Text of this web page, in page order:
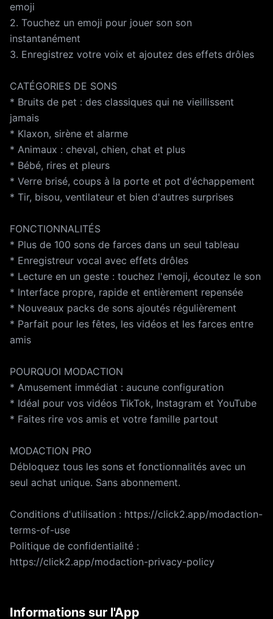
emoji
2. Touchez un emoji pour jouer son son
instantanément
3. Enregistrez votre voix et ajoutez des effets drôles
CATÉGORIES DE SONS
* Bruits de pet : des classiques qui ne vieillissent
jamais
* Klaxon, sirène et alarme
* Animaux : cheval, chien, chat et plus
* Bébé, rires et pleurs
* Verre brisé, coups à la porte et pot d'échappement
* Tir, bisou, ventilateur et bien d'autres surprises
FONCTIONNALITÉS
* Plus de 100 sons de farces dans un seul tableau
* Enregistreur vocal avec effets drôles
* Lecture en un geste : touchez l'emoji, écoutez le son
* Interface propre, rapide et entièrement repensée
* Nouveaux packs de sons ajoutés régulièrement
* Parfait pour les fêtes, les vidéos et les farces entre
amis
POURQUOI MODACTION
* Amusement immédiat : aucune configuration
* Idéal pour vos vidéos TikTok, Instagram et YouTube
* Faites rire vos amis et votre famille partout
MODACTION PRO
Débloquez tous les sons et fonctionnalités avec un
seul achat unique. Sans abonnement.
Conditions d'utilisation : https://click2.app/modaction-
terms-of-use
Politique de confidentialité :
https://click2.app/modaction-privacy-policy
Informations sur l'App